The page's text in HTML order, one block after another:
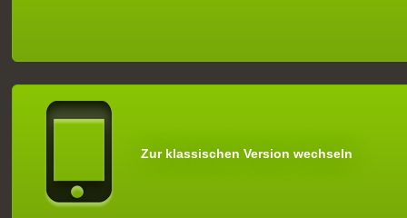
Zur klassischen Version wechseln